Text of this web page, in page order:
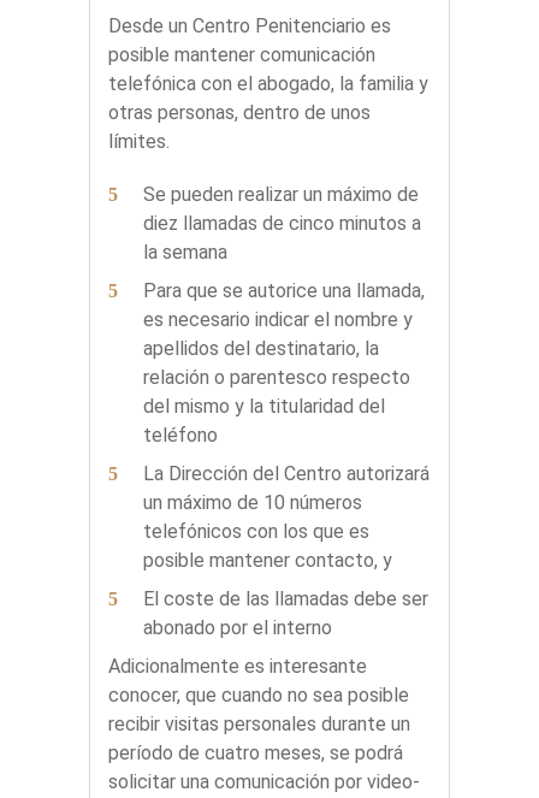
Desde un Centro Penitenciario es
posible mantener comunicación
telefónica con el abogado, la familia y
otras personas, dentro de unos
límites.
Se pueden realizar un máximo de
diez llamadas de cinco minutos a
la semana
Para que se autorice una llamada,
es necesario indicar el nombre y
apellidos del destinatario, la
relación o parentesco respecto
del mismo y la titularidad del
teléfono
La Dirección del Centro autorizará
un máximo de 10 números
telefónicos con los que es
posible mantener contacto, y
El coste de las llamadas debe ser
abonado por el interno
Adicionalmente es interesante
conocer, que cuando no sea posible
recibir visitas personales durante un
período de cuatro meses, se podrá
solicitar una comunicación por video-